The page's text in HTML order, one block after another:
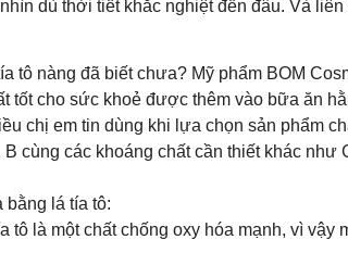
dù thời tiết khắc nghiệt đến đâu. Và
tô nàng đã biết chưa? Mỹ phẩm BOM
tốt cho sức khoẻ được thêm vào bữa ăn
chị em tin dùng khi lựa chọn sản phẩm
cùng các khoáng chất cần thiết khác như
bằng lá tía tô:
tô là một chất chống oxy hóa mạnh, vì vậy